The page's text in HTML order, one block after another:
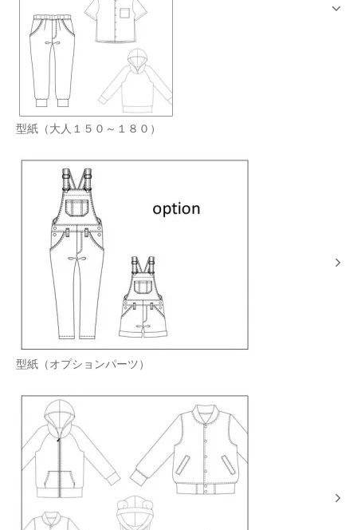
型紙（大人１５０～１８０）
型紙（オプションパーツ）